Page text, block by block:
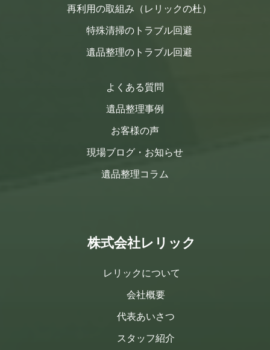
再利用の取組み（レリックの杜）
特殊清掃のトラブル回避
遺品整理のトラブル回避
よくある質問
遺品整理事例
お客様の声
現場ブログ・お知らせ
遺品整理コラム
株式会社レリック
レリックについて
会社概要
代表あいさつ
スタッフ紹介